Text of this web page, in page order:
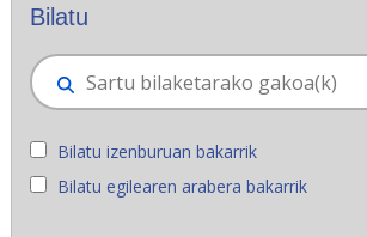
Bilatu
Bilatu izenburuan bakarrik
Bilatu egilearen arabera bakarrik